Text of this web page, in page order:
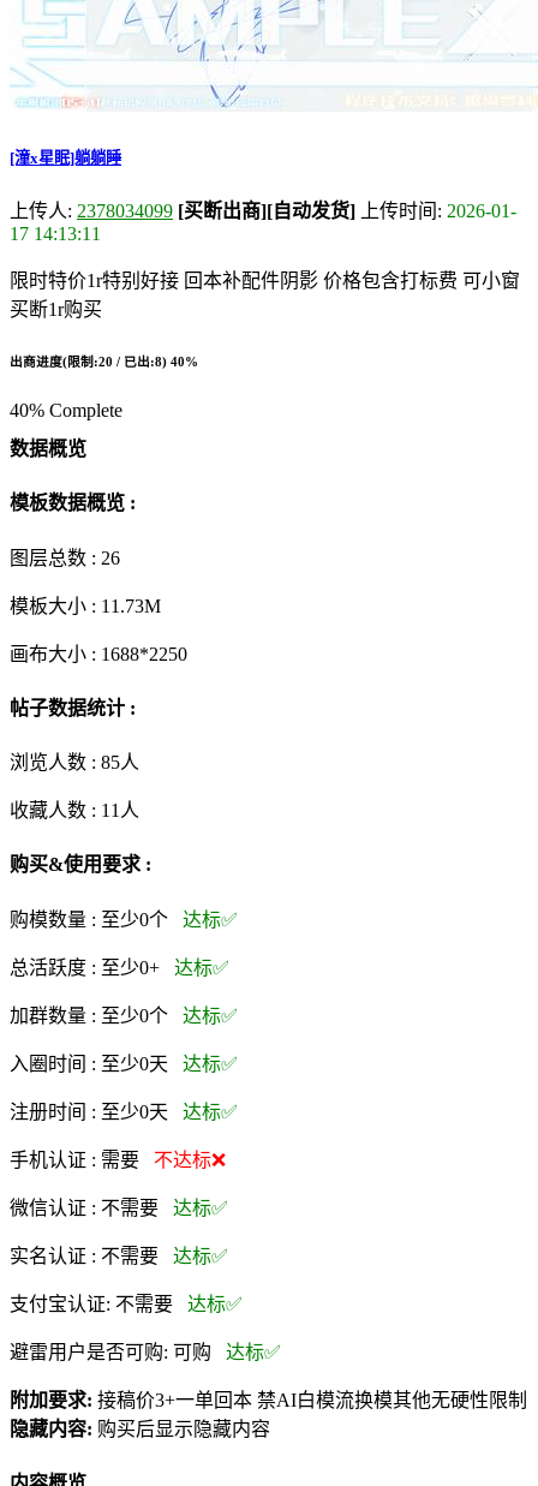
[潼x星眠]躺躺睡
上传人: 2378034099 [买断出商][自动发货] 上传时间: 2026-01-
17 14:13:11
限时特价1r特别好接 回本补配件阴影 价格包含打标费 可小窗
买断1r购买
出商进度(限制:20 / 已出:8) 40%
40% Complete
数据概览
模板数据概览 :
图层总数 : 26
模板大小 : 11.73M
画布大小 : 1688*2250
帖子数据统计 :
浏览人数 : 85人
收藏人数 : 11 人
购买&使用要求 :
购模数量 : 至少0个 达标✅
总活跃度 : 至少0+ 达标✅
加群数量 : 至少0个 达标✅
入圈时间 : 至少0天 达标✅
注册时间 : 至少0天 达标✅
手机认证 : 需要 不达标❌
微信认证 : 不需要 达标✅
实名认证 : 不需要 达标✅
支付宝认证: 不需要 达标✅
避雷用户是否可购: 可购 达标✅
附加要求: 接稿价3+一单回本 禁AI白模流换模其他无硬性限制
隐藏内容: 购买后显示隐藏内容